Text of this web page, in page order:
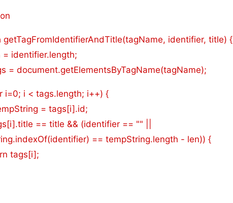
getTagFromIdentifierAndTitle(tagName, identifier, title) {
= identifier.length;
= document.getElementsByTagName(tagName);
i=0; i < tags.length; i++) {
= tags[i].id;
== title && (identifier == "" ||
== tempString.length - len)) {
tags[i];